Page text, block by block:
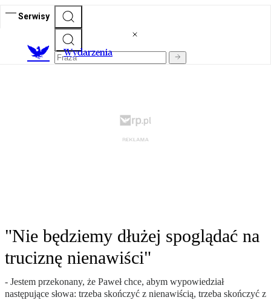
Serwisy
Wydarzenia
"Nie będziemy dłużej spoglądać na
truciznę nienawiści"
- Jestem przekonany, że Paweł chce, abym wypowiedział
następujące słowa: trzeba skończyć z nienawiścią, trzeba skończyć z